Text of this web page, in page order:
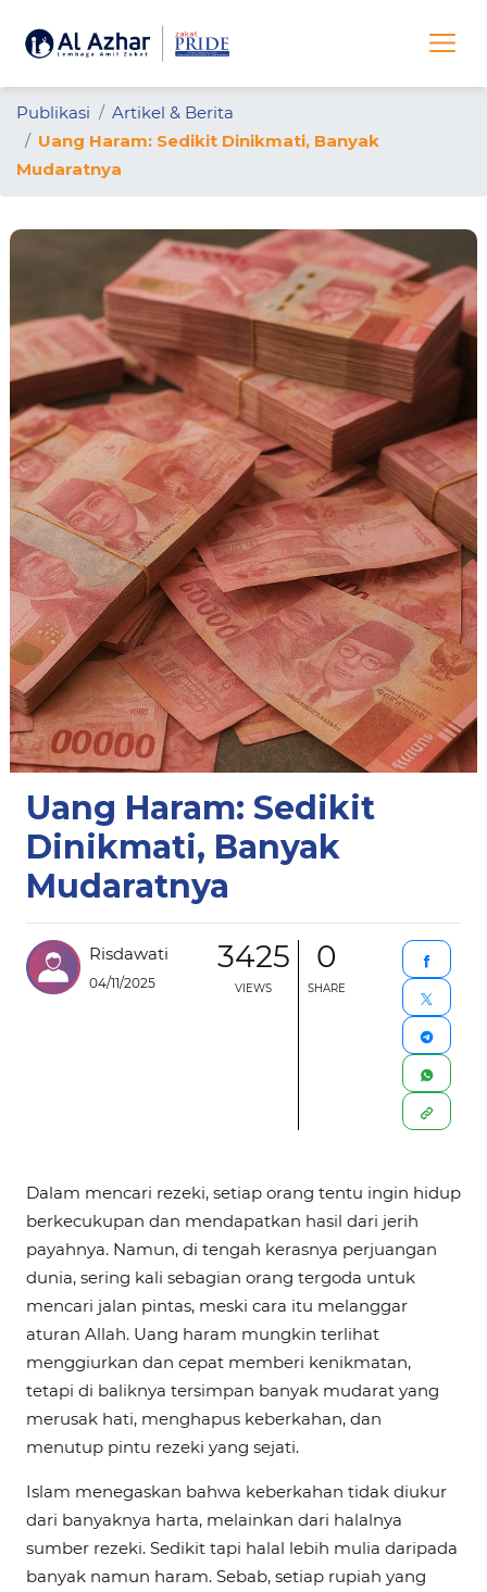
Publikasi
Artikel & Berita
Uang Haram: Sedikit Dinikmati, Banyak
Mudaratnya
Uang Haram: Sedikit
Dinikmati, Banyak
Mudaratnya
Risdawati
04/11/2025
3425
VIEWS
0
SHARE
Dalam mencari rezeki, setiap orang tentu ingin hidup
berkecukupan dan mendapatkan hasil dari jerih
payahnya. Namun, di tengah kerasnya perjuangan
dunia, sering kali sebagian orang tergoda untuk
mencari jalan pintas, meski cara itu melanggar
aturan Allah. Uang haram mungkin terlihat
menggiurkan dan cepat memberi kenikmatan,
tetapi di baliknya tersimpan banyak mudarat yang
merusak hati, menghapus keberkahan, dan
menutup pintu rezeki yang sejati.
Islam menegaskan bahwa keberkahan tidak diukur
dari banyaknya harta, melainkan dari halalnya
sumber rezeki. Sedikit tapi halal lebih mulia daripada
banyak namun haram. Sebab, setiap rupiah yang